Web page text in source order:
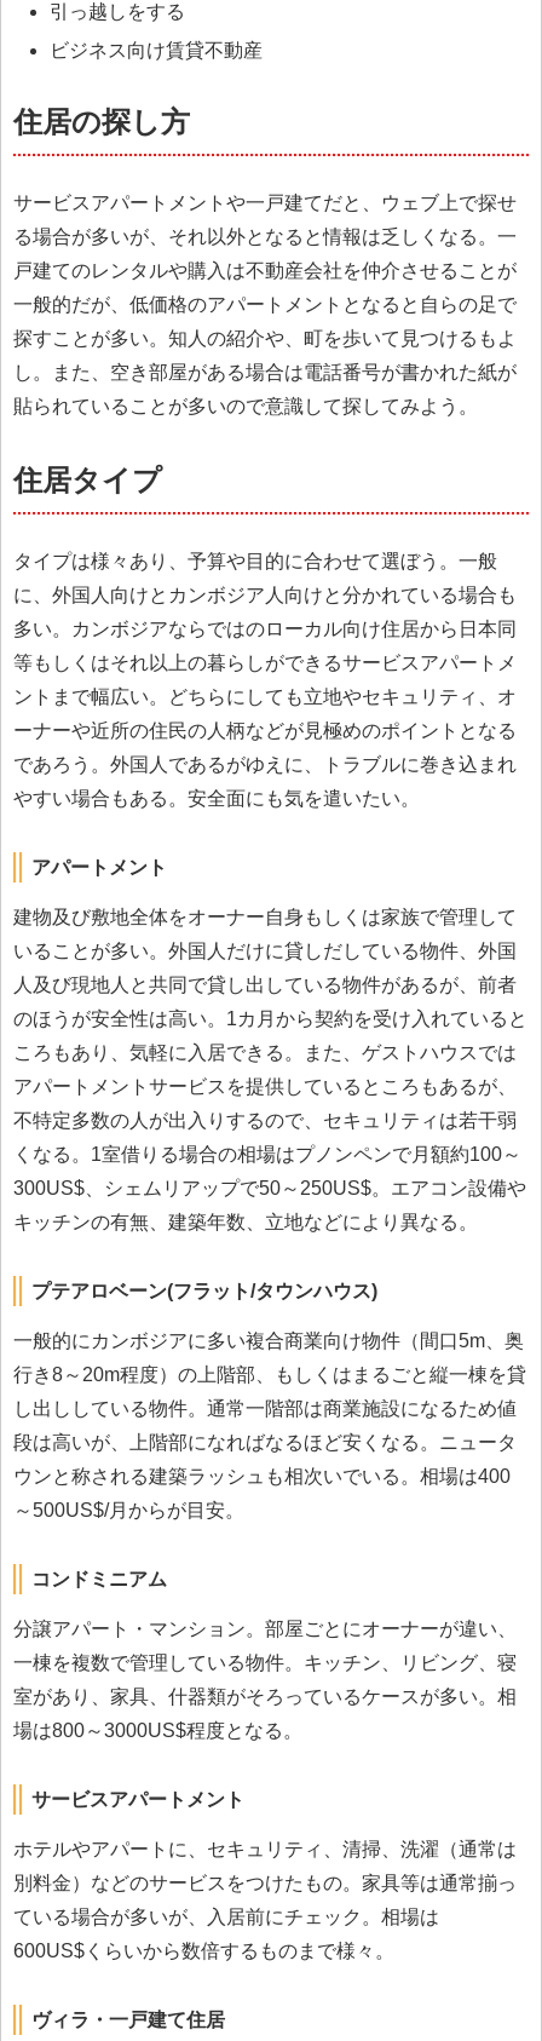
引っ越しをする
ビジネス向け賃貸不動産
住居の探し方
サービスアパートメントや一戸建てだと、ウェブ上で探せ
る場合が多いが、それ以外となると情報は乏しくなる。一
戸建てのレンタルや購入は不動産会社を仲介させることが
一般的だが、低価格のアパートメントとなると自らの足で
探すことが多い。知人の紹介や、町を歩いて見つけるもよ
し。また、空き部屋がある場合は電話番号が書かれた紙が
貼られていることが多いので意識して探してみよう。
住居タイプ
タイプは様々あり、予算や目的に合わせて選ぼう。一般
に、外国人向けとカンボジア人向けと分かれている場合も
多い。カンボジアならではのローカル向け住居から日本同
等もしくはそれ以上の暮らしができるサービスアパートメ
ントまで幅広い。どちらにしても立地やセキュリティ、オ
ーナーや近所の住民の人柄などが見極めのポイントとなる
であろう。外国人であるがゆえに、トラブルに巻き込まれ
やすい場合もある。安全面にも気を遣いたい。
アパートメント
建物及び敷地全体をオーナー自身もしくは家族で管理して
いることが多い。外国人だけに貸しだしている物件、外国
人及び現地人と共同で貸し出している物件があるが、前者
のほうが安全性は高い。1カ月から契約を受け入れていると
ころもあり、気軽に入居できる。また、ゲストハウスでは
アパートメントサービスを提供しているところもあるが、
不特定多数の人が出入りするので、セキュリティは若干弱
くなる。1室借りる場合の相場はプノンペンで月額約100～
300US$、シェムリアップで50～250US$。エアコン設備や
キッチンの有無、建築年数、立地などにより異なる。
プテアロベーン(フラット/タウンハウス)
一般的にカンボジアに多い複合商業向け物件（間口5m、奥
行き8～20m程度）の上階部、もしくはまるごと縦一棟を貸
し出ししている物件。通常一階部は商業施設になるため値
段は高いが、上階部になればなるほど安くなる。ニュータ
ウンと称される建築ラッシュも相次いでいる。相場は400
～500US$/月からが目安。
コンドミニアム
分譲アパート・マンション。部屋ごとにオーナーが違い、
一棟を複数で管理している物件。キッチン、リビング、寝
室があり、家具、什器類がそろっているケースが多い。相
場は800～3000US$程度となる。
サービスアパートメント
ホテルやアパートに、セキュリティ、清掃、洗濯（通常は
別料金）などのサービスをつけたもの。家具等は通常揃っ
ている場合が多いが、入居前にチェック。相場は
600US$くらいから数倍するものまで様々。
ヴィラ・一戸建て住居